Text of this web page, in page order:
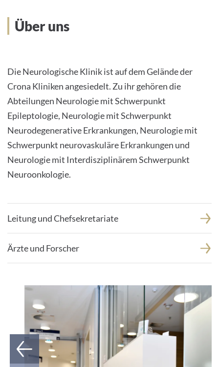
Deutsch
Impressum
Datenschutz
Über uns
Die Neurologische Klinik ist auf dem Gelände der
Crona Kliniken angesiedelt. Zu ihr gehören die
Abteilungen Neurologie mit Schwerpunkt
Epileptologie, Neurologie mit Schwerpunkt
Neurodegenerative Erkrankungen, Neurologie mit
Schwerpunkt neurovaskuläre Erkrankungen und
Neurologie mit Interdisziplinärem Schwerpunkt
Neuroonkologie.
Leitung und Chefsekretariate
Ärzte und Forscher
1